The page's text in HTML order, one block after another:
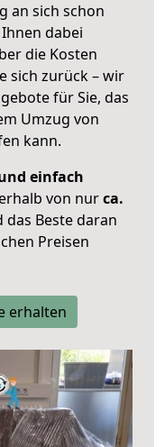
an sich schon
dabei
die Kosten
sich zurück – wir
für Sie, das
Umzug von
kann.
einfach
von nurca.
das Beste daran
Preisen
erhalten